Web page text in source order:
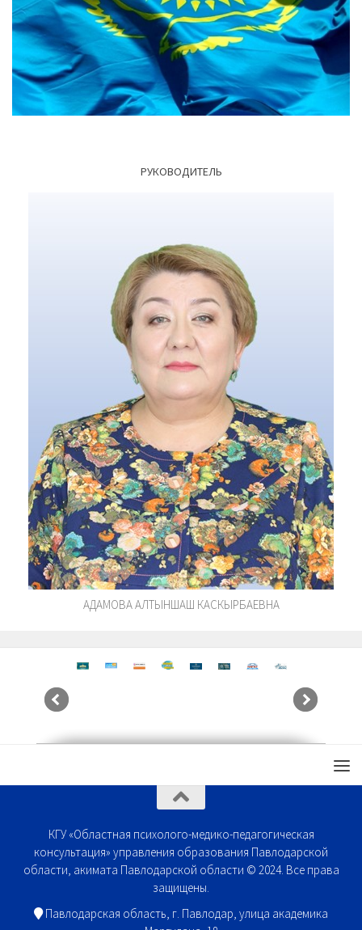
РУКОВОДИТЕЛЬ
АДАМОВА АЛТЫНШАШ КАСКЫРБАЕВНА
КГУ «Областная психолого-медико-педагогическая
консультация» управления образования Павлодарской
области, акимата Павлодарской области © 2024. Все права
защищены.
Павлодарская область, г. Павлодар, улица академика